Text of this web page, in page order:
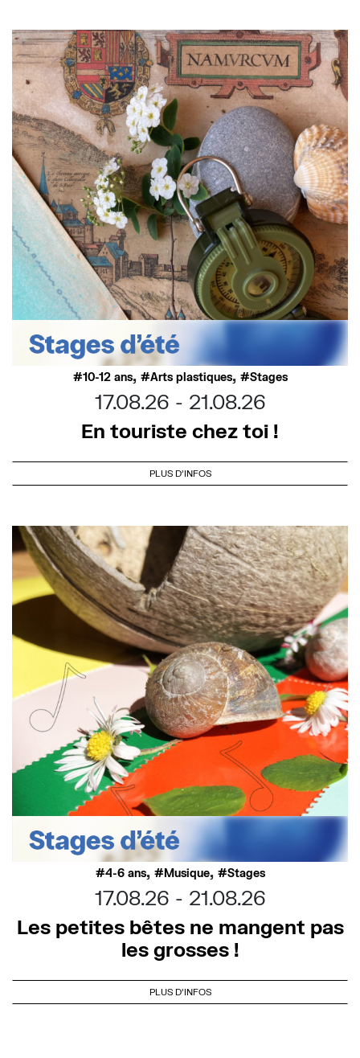
10-12 ans, Arts plastiques, Stages
17.08.26
21.08.26
En touriste chez toi !
PLUS D'INFOS
4-6 ans, Musique, Stages
17.08.26
21.08.26
Les petites bêtes ne mangent pas
les grosses !
PLUS D'INFOS